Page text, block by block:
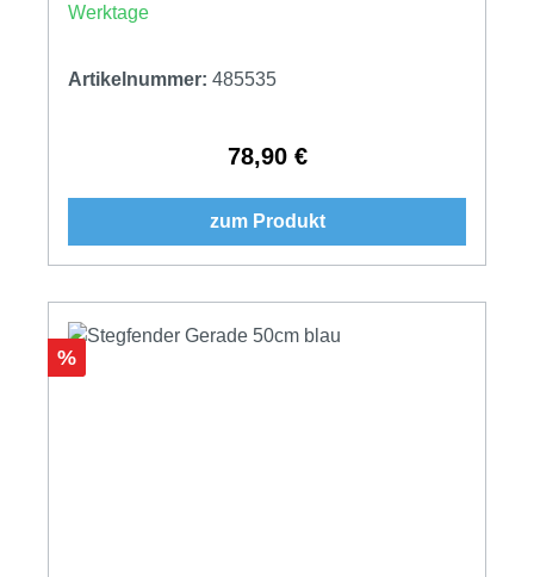
Werktage
Artikelnummer: 485535
Regulärer Preis:
78,90 €
zum Produkt
Rabatt
%